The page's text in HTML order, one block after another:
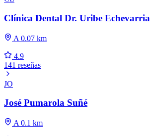
Clínica Dental Dr. Uribe Echevarria
A 0.07 km
4.9
141 reseñas
JO
José Pumarola Suñé
A 0.1 km